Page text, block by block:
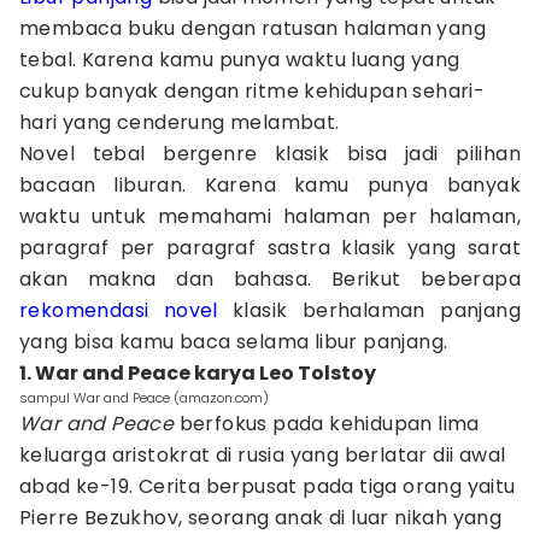
membaca buku dengan ratusan halaman yang
tebal. Karena kamu punya waktu luang yang
cukup banyak dengan ritme kehidupan sehari-
hari yang cenderung melambat.
Novel tebal bergenre klasik bisa jadi pilihan
bacaan liburan. Karena kamu punya banyak
waktu untuk memahami halaman per halaman,
paragraf per paragraf sastra klasik yang sarat
akan makna dan bahasa. Berikut beberapa
rekomendasi novel klasik berhalaman panjang
yang bisa kamu baca selama libur panjang.
1. War and Peace karya Leo Tolstoy
sampul War and Peace (amazon.com)
War and Peaceberfokus pada kehidupan lima
keluarga aristokrat di rusia yang berlatar dii awal
abad ke-19. Cerita berpusat pada tiga orang yaitu
Pierre Bezukhov, seorang anak di luar nikah yang